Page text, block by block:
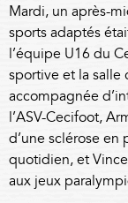
Mardi, un après-
sports adaptés
l’équipe U16 du
sportive et la salle
accompagnée
l’ASV-Cecifoot,
d’une sclérose
quotidien, et
aux jeux